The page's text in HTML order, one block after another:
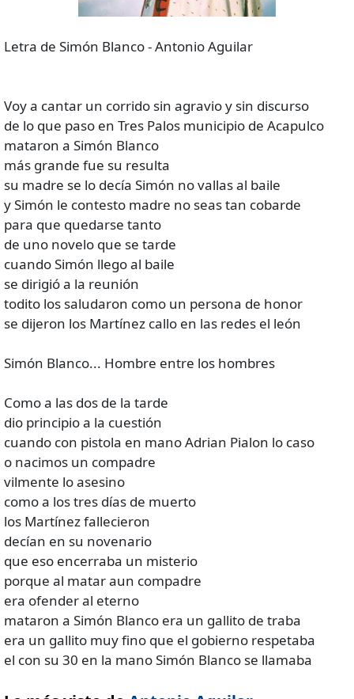
Letra de Simón Blanco - Antonio Aguilar
Voy a cantar un corrido sin agravio y sin discurso
de lo que paso en Tres Palos municipio de Acapulco
mataron a Simón Blanco
más grande fue su resulta
su madre se lo decía Simón no vallas al baile
y Simón le contesto madre no seas tan cobarde
para que quedarse tanto
de uno novelo que se tarde
cuando Simón llego al baile
se dirigió a la reunión
todito los saludaron como un persona de honor
se dijeron los Martínez callo en las redes el león
Simón Blanco... Hombre entre los hombres
Como a las dos de la tarde
dio principio a la cuestión
cuando con pistola en mano Adrian Pialon lo caso
o nacimos un compadre
vilmente lo asesino
como a los tres días de muerto
los Martínez fallecieron
decían en su novenario
que eso encerraba un misterio
porque al matar aun compadre
era ofender al eterno
mataron a Simón Blanco era un gallito de traba
era un gallito muy fino que el gobierno respetaba
el con su 30 en la mano Simón Blanco se llamaba